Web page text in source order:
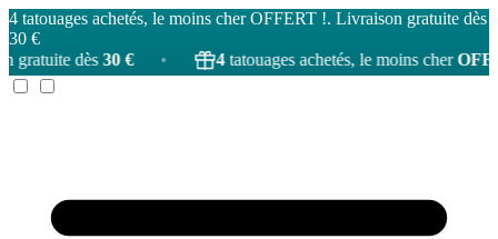
4 tatouages achetés, le moins cher OFFERT !. Livraison gratuite dès
30 €
30 € • tatouages achetés, le moins cherOFFERT!